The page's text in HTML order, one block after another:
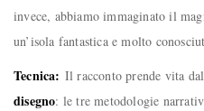
invece, abbiamo immaginato il
un’isola fantastica e molto
Tecnica: Il racconto prende vita
disegno: le tre metodologie